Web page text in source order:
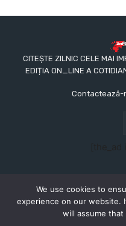
CITEȘTE ZILNIC CELE MAI
EDIȚIA ON_LINE A
Contactează-
© Copyright - 2015 - 2023 -
We use cookies to
experience on our website.
will assume